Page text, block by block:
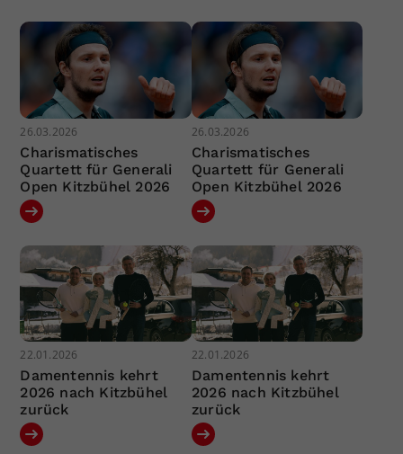
26.03.2026
Charismatisches
Quartett für Generali
Open Kitzbühel 2026
26.03.2026
Charismatisches
Quartett für Generali
Open Kitzbühel 2026
22.01.2026
Damentennis kehrt
2026 nach Kitzbühel
zurück
22.01.2026
Damentennis kehrt
2026 nach Kitzbühel
zurück